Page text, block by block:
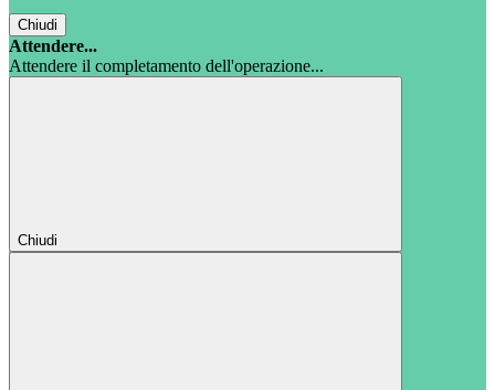
Chiudi
Attendere...
Attendere il completamento dell'operazione...
Chiudi